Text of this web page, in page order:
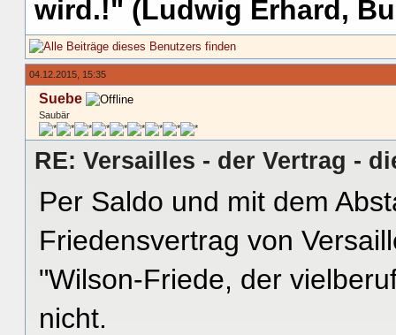
wird.!" (Ludwig Erhard,
04.12.2015, 15:35
Suebe
Saubär
RE: Versailles - der Vertrag -
Per Saldo und mit dem
Friedensvertrag von
"Wilson-Friede, der
nicht.